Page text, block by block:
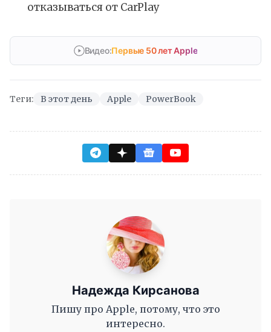
отказываться от CarPlay
Видео:Первые 50 лет Apple
Теги: В этот день Apple PowerBook
Надежда Кирсанова
Пишу про Apple, потому, что это
интересно.